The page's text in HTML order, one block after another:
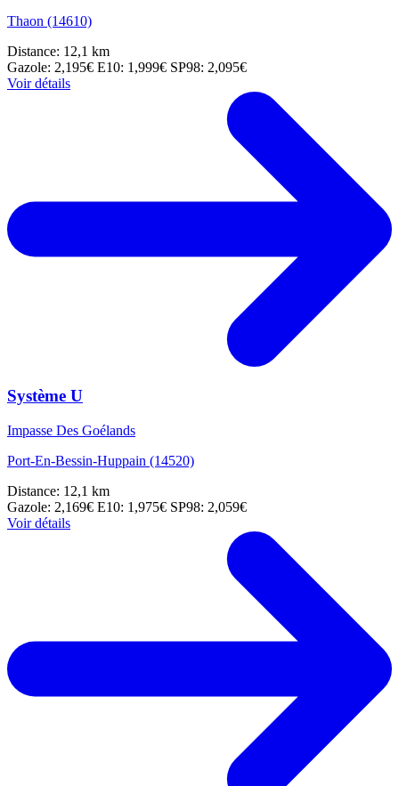
Thaon (14610)
Distance: 12,1 km
Gazole: 2,195€ E10: 1,999€ SP98: 2,095€
Voir détails
Système U
Impasse Des Goélands
Port-En-Bessin-Huppain (14520)
Distance: 12,1 km
Gazole: 2,169€ E10: 1,975€ SP98: 2,059€
Voir détails